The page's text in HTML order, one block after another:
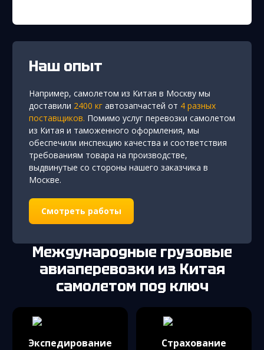
Наш опыт
Например, самолетом из Китая в Москву мы
доставили 2400 кг автозапчастей от 4 разных
поставщиков. Помимо услуг перевозки самолетом
из Китая и таможенного оформления, мы
обеспечили инспекцию качества и соответствия
требованиям товара на производстве,
выдвинутые со стороны нашего заказчика в
Москве.
Смотреть работы
Международные грузовые
авиаперевозки из Китая
самолетом под ключ
Экспедирование Страхование